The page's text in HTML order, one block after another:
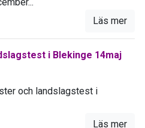
Läs mer
i Blekinge 14maj
och landslagstest i
Läs mer